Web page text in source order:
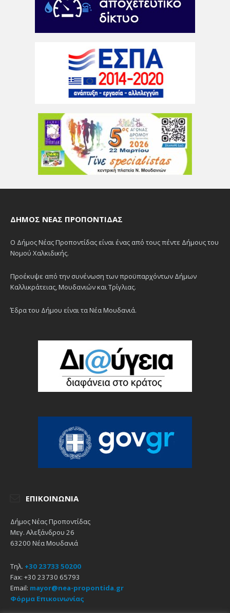
ΔΉΜΟΣ ΝΈΑΣ ΠΡΟΠΟΝΤΊΔΑΣ
Ο Δήμος Νέας Προποντίδας είναι ένας από τους πέντε Δήμους του
Νομού Χαλκιδικής.
Προέκυψε από την συνένωση των προϋπαρχόντων Δήμων
Καλλικράτειας, Μουδανιών και Τρίγλιας.
Έδρα του Δήμου είναι τα Νέα Μουδανιά.
ΕΠΙΚΟΙΝΩΝΊΑ
Δήμος Νέας Προποντίδας
Μεγ. Αλεξάνδρου 26
63200 Νέα Μουδανιά
Τηλ. +30 23733 50200
Fax: +30 23730 65793
Email: mayor@nea-propontida.gr
Φόρμα Επικοινωνίας